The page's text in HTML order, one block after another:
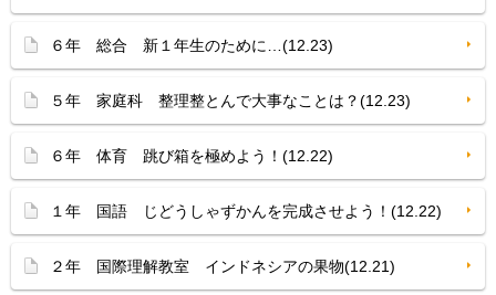
６年 総合 新１年生のために…(12.23)
５年 家庭科 整理整とんで大事なことは？(12.23)
６年 体育 跳び箱を極めよう！(12.22)
１年 国語 じどうしゃずかんを完成させよう！(12.22)
２年 国際理解教室 インドネシアの果物(12.21)